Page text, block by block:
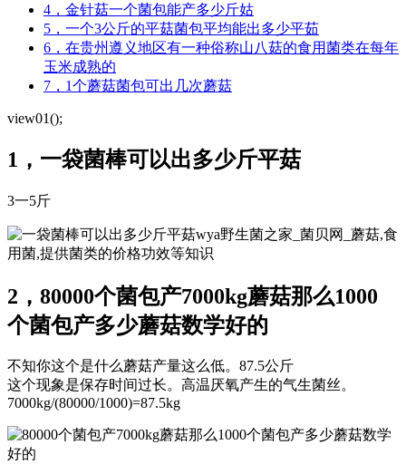
4，金针菇一个菌包能产多少斤姑
5，一个3公斤的平菇菌包平均能出多少平茹
6，在贵州遵义地区有一种俗称山八菇的食用菌类在每年
玉米成熟的
7，1个蘑菇菌包可出几次蘑菇
view01();
1，一袋菌棒可以出多少斤平菇
3一5斤
wya野生菌之家_菌贝网_蘑菇,食
用菌,提供菌类的价格功效等知识
2，80000个菌包产7000kg蘑菇那么1000
个菌包产多少蘑菇数学好的
不知你这个是什么蘑菇产量这么低。87.5公斤
这个现象是保存时间过长。高温厌氧产生的气生菌丝。
7000kg/(80000/1000)=87.5kg